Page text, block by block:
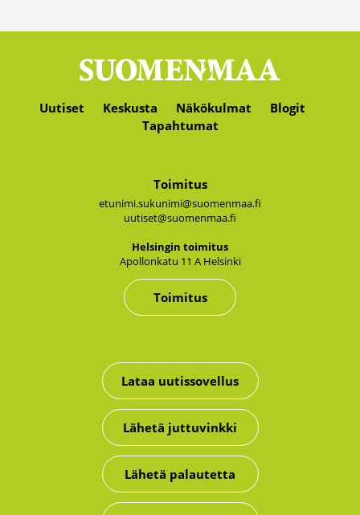
Uutiset Keskusta Näkökulmat
Blogit
Tapahtumat
Toimitus
etunimi.sukunimi@suomenmaa.fi
uutiset@suomenmaa.fi
Hel­sin­gin toi­mi­tus
Apol­lon­ka­tu 11 A Hel­sin­ki
Toimitus
Lataa uutissovellus
Lähetä juttuvinkki
Lähetä palautetta